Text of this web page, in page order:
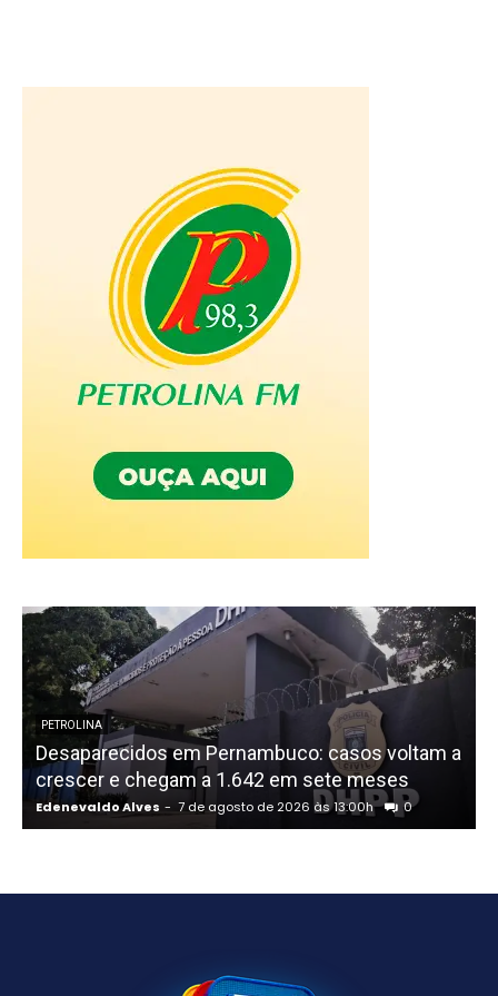
PETROLINA
Desaparecidos em Pernambuco: casos voltam a
crescer e chegam a 1.642 em sete meses
Edenevaldo Alves - 7 de agosto de 2026 às 13:00h 0